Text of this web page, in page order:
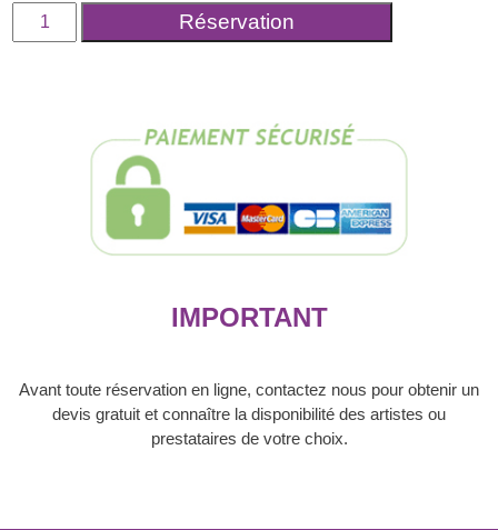
quantité
Réservation
IMPORTANT
Avant toute réservation en ligne, contactez nous pour obtenir un
devis gratuit et connaître la disponibilité des artistes ou
prestataires de votre choix.